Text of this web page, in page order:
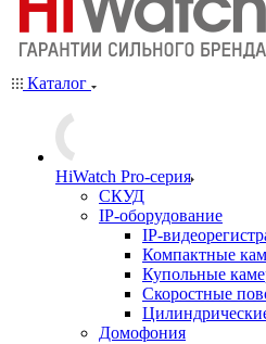
Каталог
HiWatch Pro-серия
CКУД
IP-оборудование
IP-
Компактные
Купольные
Скоростные
Домофония